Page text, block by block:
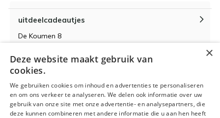
uitdeelcadeautjes
De Koumen 8
KvK-nummer 14087571
BTW-nummer NL 815399145 B01
×
Deze website maakt gebruik van
cookies.
We gebruiken cookies om inhoud en advertenties te personaliseren
en om ons verkeer te analyseren. We delen ook informatie over uw
gebruik van onze site met onze advertentie- en analysepartners, die
deze kunnen combineren met andere informatie die u aan hen heeft